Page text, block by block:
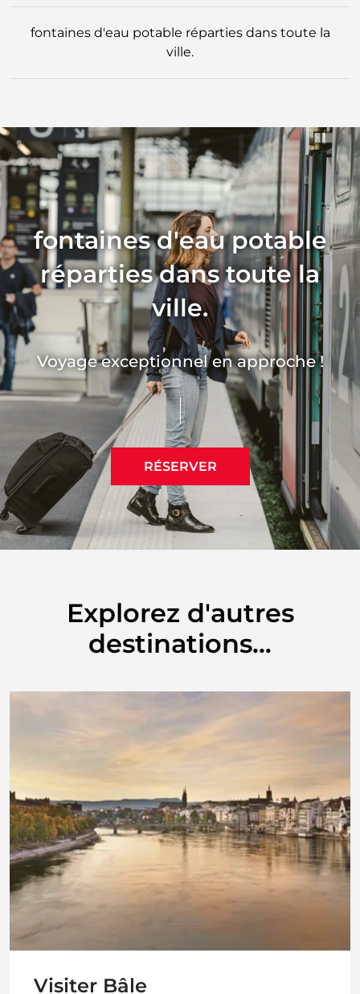
fontaines d'eau potable réparties dans toute la
ville.
fontaines d'eau potable
réparties dans toute la
ville.
Voyage exceptionnel en approche !
RÉSERVER
Explorez d'autres
destinations...
Visiter Bâle